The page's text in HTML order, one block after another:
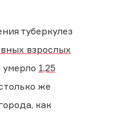
туберкулез
взрослых
умерло 1,25
же
как